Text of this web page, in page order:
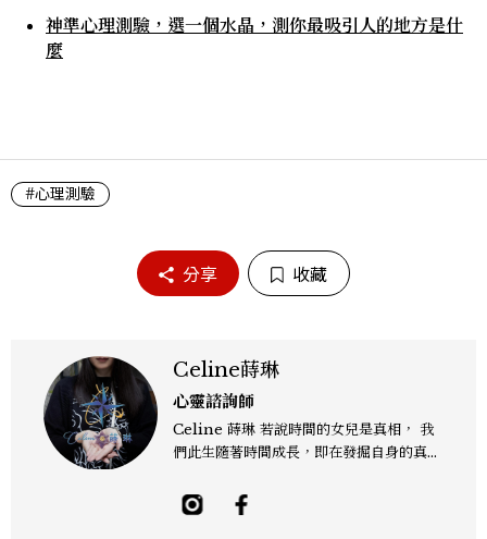
神準心理測驗，選一個水晶，測你最吸引人的地方是什
麼
#心理測驗
分享 收藏
Celine蒔琳
心靈諮詢師
Celine 蒔琳 若說時間的女兒是真相， 我
們此生隨著時間成長，即在發掘自身的真
盤、生命靈數這類的生命藍圖，認識真正的
自我與潛能才華， 解碼物換星移的時空軌